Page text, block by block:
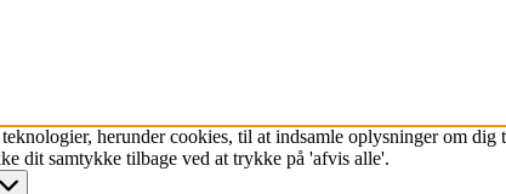
herunder cookies, til at indsamle oplysninger om
dit samtykke tilbage ved at trykke på 'afvis alle'.